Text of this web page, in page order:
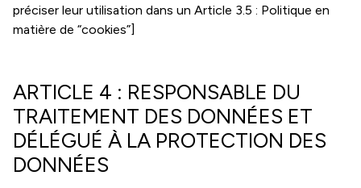
préciser leur utilisation dans un Article 3.5 : Politique en
matière de “cookies”]
ARTICLE 4 : RESPONSABLE DU
TRAITEMENT DES DONNÉES ET
DÉLÉGUÉ À LA PROTECTION DES
DONNÉES